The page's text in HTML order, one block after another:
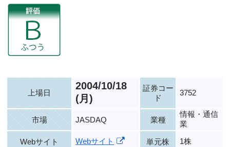
上場日
2004/10/18
(月)
証券コー
ド
3752
市場 JASDAQ 業種
情報・通信
業
Webサイト Webサイト 単元株 1株